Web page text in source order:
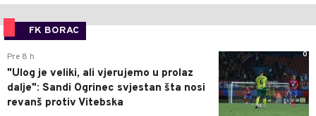
FK BORAC
0
Pre 8 h
"Ulog je veliki, ali vjerujemo u prolaz
dalje": Sandi Ogrinec svjestan šta nosi
revanš protiv Vitebska